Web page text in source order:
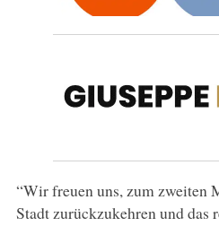
“Wir freuen uns, zum zweiten
Stadt zurückzukehren und das